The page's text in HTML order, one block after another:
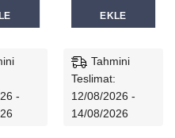
-
EKLE
Tahmini
Teslimat:
12/08/2026 -
14/08/2026